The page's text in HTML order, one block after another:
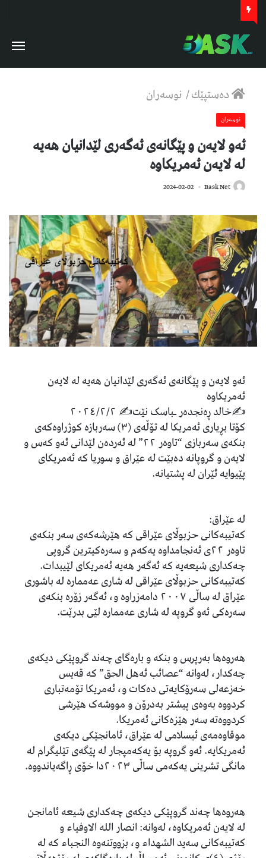
دەستپێك/ نوسەران
نوسەران
ئەو لایەن و پێگانەی ئەگەری لێدانیان هەیە
لە لایەن ئەمریکاوە
Bask Net
2024-02-02
ئەو لایەن و پێگانەی ئەگەری لێدانیان هەیە لە لایەن
ئەمریکاوە
✍️خالد ڕەنجدەر ـباسک نێت✍️ ٢٠٢٤/٢/٢
کۆتا بڕیاری ئەمریکا لە تۆڵەی (٣) سەربازە کوژراوەکەی
بنکەی سەربازی “تاوەر ٢٢” لە ئەردەن لێدانی ئەو کەس و
لایەن و گروپانە دەبێت لە عێراق و سوریا کە ئەمریکای
پێیوایە ئێران لە پشتیانە.
لە عێراق:
کەتیبەکانی حزبوڵای عێراقی کە هێرشەکەی سەر بنکەی
تاوەر ٢٢ی ئەنجامداوە یەکەم و سەرەکیترین گروپی
چەکداری شیعەیە کە ئەگەر هەیە ئەمریکای لێیبدات.
کەتیبەکانی حزبوڵای عێراقی لە شاری عەممارە لە باشوری
عێراق لە ساڵی ٢٠٠٧ دامەزراوە و، ئەگەر زۆرە بنکەی
سەرەکی ئەو گروپە لە شاری عەممارە لێی بدرێت.
هەروەها بەرپرس و بنکە و بارەگای چەند گروپێکی دیکەی
چەکدار، لەوانە “عصائب ئەهل الحق” کە قەیس
خەزعەلی سەرۆکایەتی دەکات و، ئەمریکا تۆمەتباری
کردووە بەوەی پیشتر بەدرۆن و مووشەک هێرشی
کردووەتە سەر هێزەکانی ئەمریکا.
موقاوەمەی ئیسلامی لە عێراق، ئامانجێکی دیکەی
ئەمریکایە. ئەو گروپە بۆ یەکەمپجار لە پێگەی تێلیگرام لە
مانگی تشرینی یەکەمی ساڵی ٢٠٢٣دا خۆی ڕاگەیاندووە.
هەروەها چەند گروپێکی دیکەی چەکداری شیعە ئامانجن
لە لایەن ئەمریکاوە، لەوانە: انصار اللە الاوفیاء و
کەتیبەکانی سەید الشهداء و، بزووتنەوە النجباء کە لە